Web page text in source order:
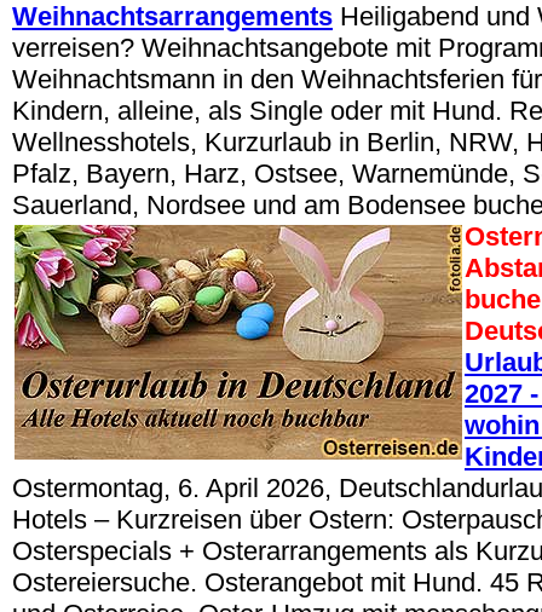
Weihnachtsarrangements Heiligabend und
verreisen? Weihnachtsangebote mit
Weihnachtsmann in den Weihnachtsferien
Kindern, alleine, als Single oder mit Hund.
Wellnesshotels, Kurzurlaub in Berlin, NRW,
Pfalz, Bayern, Harz, Ostsee, Warnemünde,
Sauerland, Nordsee und am Bodensee
2027
Ostermontag, 6. April 2026,
Hotels – Kurzreisen über Ostern:
Osterspecials + Osterarrangements als
Ostereiersuche. Osterangebot mit Hund. 45